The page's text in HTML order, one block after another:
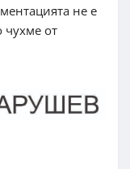
не е
чухме от